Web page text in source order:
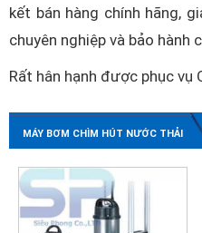
kết bán hàng chính hãng,
chuyên nghiệp và bảo hành
Rất hân hạnh được phục vụ
MÁY BƠM CHÌM HÚT NƯỚC THẢI